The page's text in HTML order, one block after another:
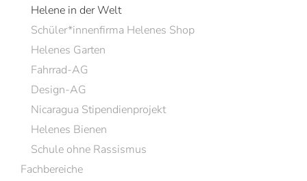
Helene in der Welt
Schüler*innenfirma Helenes Shop
Helenes Garten
Fahrrad-AG
Design-AG
Nicaragua Stipendienprojekt
Helenes Bienen
Schule ohne Rassismus
Fachbereiche